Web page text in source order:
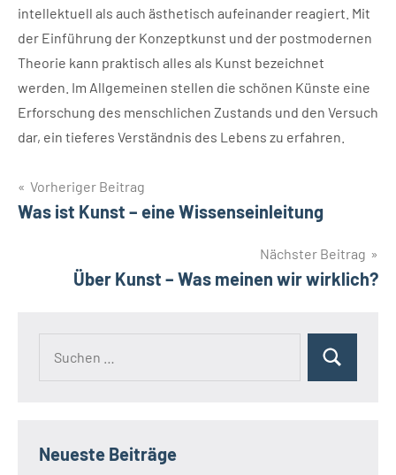
intellektuell als auch ästhetisch aufeinander reagiert. Mit
der Einführung der Konzeptkunst und der postmodernen
Theorie kann praktisch alles als Kunst bezeichnet
werden. Im Allgemeinen stellen die schönen Künste eine
Erforschung des menschlichen Zustands und den Versuch
dar, ein tieferes Verständnis des Lebens zu erfahren.
Beitragsnavigation
Vorheriger Beitrag
Was ist Kunst – eine Wissenseinleitung
Nächster Beitrag
Über Kunst – Was meinen wir wirklich?
Suchen
Neueste Beiträge